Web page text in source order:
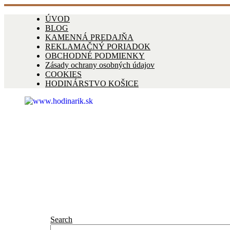
ÚVOD
BLOG
KAMENNÁ PREDAJŇA
REKLAMAČNÝ PORIADOK
OBCHODNÉ PODMIENKY
Zásady ochrany osobných údajov
COOKIES
HODINÁRSTVO KOŠICE
Search